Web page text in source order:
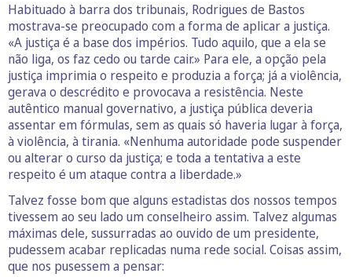
Habituado à barra dos tribunais, Rodrigues de Bastos
mostrava-se preocupado com a forma de aplicar a justiça.
«A justiça é a base dos impérios. Tudo aquilo, que a ela se
não liga, os faz cedo ou tarde cair.» Para ele, a opção pela
justiça imprimia o respeito e produzia a força; já a violência,
gerava o descrédito e provocava a resistência. Neste
autêntico manual governativo, a justiça pública deveria
assentar em fórmulas, sem as quais só haveria lugar à força,
à violência, à tirania. «Nenhuma autoridade pode suspender
ou alterar o curso da justiça; e toda a tentativa a este
respeito é um ataque contra a liberdade.»
Talvez fosse bom que alguns estadistas dos nossos tempos
tivessem ao seu lado um conselheiro assim. Talvez algumas
máximas dele, sussurradas ao ouvido de um presidente,
pudessem acabar replicadas numa rede social. Coisas assim,
que nos pusessem a pensar: